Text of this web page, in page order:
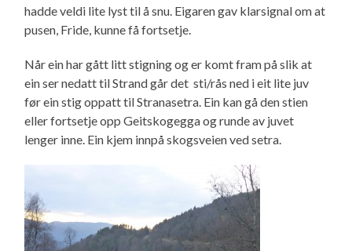
hadde veldi lite lyst til å snu. Eigaren gav klarsignal om at
pusen, Fride, kunne få fortsetje.
Når ein har gått litt stigning og er komt fram på slik at
ein ser nedatt til Strand går det sti/rås ned i eit lite juv
før ein stig oppatt til Stranasetra. Ein kan gå den stien
eller fortsetje opp Geitskogegga og runde av juvet
lenger inne. Ein kjem innpå skogsveien ved setra.